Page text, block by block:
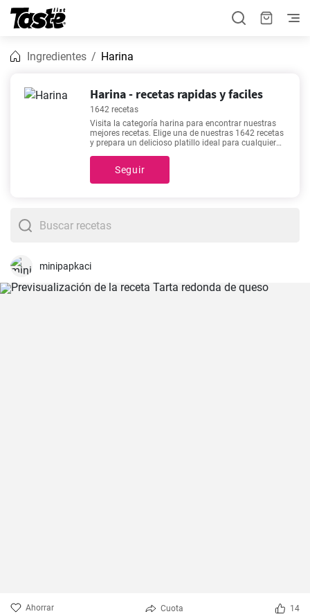
Ingredientes Harina
Harina - recetas rapidas y faciles
1642 recetas
Visita la categoría harina para encontrar nuestras
mejores recetas. Elige una de nuestras 1642 recetas
y prepara un delicioso platillo ideal para cualquier
1 - 720 minutos, pero puedes conocer detalles
exactos como el tiempo estimado, número de
Salsa de espinacas a la crema
están entre las más populares de nuestro sitio
Seguir
minipapkaci
Ahorrar Cuota 14